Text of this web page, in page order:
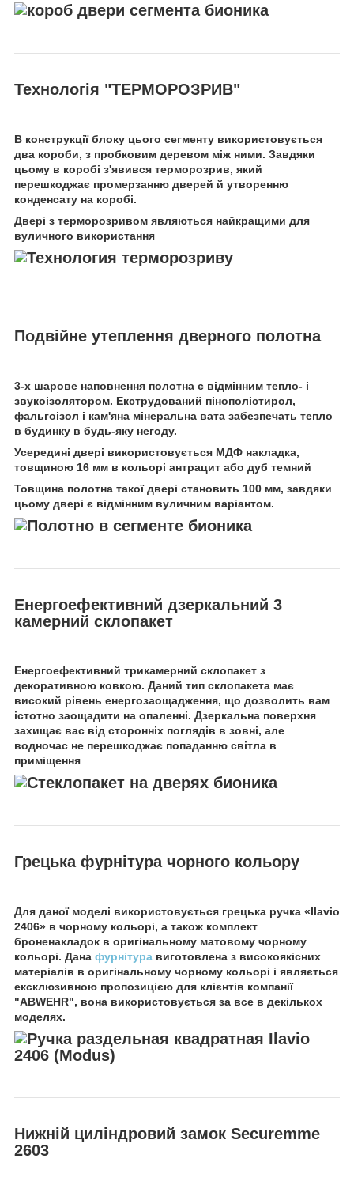
Технологія "ТЕРМОРОЗРИВ"
В конструкції блоку цього сегменту використовується
два короби, з пробковим деревом між ними. Завдяки
цьому в коробі з'явився терморозрив, який
перешкоджає промерзанню дверей й утворенню
конденсату на коробі.
Двері з терморозривом являються найкращими для
вуличного використання
Подвійне утеплення дверного полотна
3-х шарове наповнення полотна є відмінним тепло- і
звукоізолятором. Екструдований пінополістирол,
фальгоізол і кам'яна мінеральна вата забезпечать тепло
в будинку в будь-яку негоду.
Усередині двері використовується МДФ накладка,
товщиною 16 мм в кольорі антрацит або дуб темний
Товщина полотна такої двері становить 100 мм, завдяки
цьому двері є відмінним вуличним варіантом.
Енергоефективний дзеркальний 3
камерний склопакет
Енергоефективний трикамерний склопакет з
декоративною ковкою. Даний тип склопакета має
високий рівень енергозаощадження, що дозволить вам
істотно заощадити на опаленні. Дзеркальна поверхня
захищає вас від сторонніх поглядів в зовні, але
водночас не перешкоджає попаданню світла в
приміщення
Грецька фурнітура чорного кольору
Для даної моделі використовується грецька ручка «Ilavio
2406» в чорному кольорі, а також комплект
броненакладок в оригінальному матовому чорному
кольорі. Дана фурнітура виготовлена з високоякісних
матеріалів в оригінальному чорному кольорі і являється
ексклюзивною пропозицією для клієнтів компанії
"ABWEHR", вона використовується за все в декількох
моделях.
Нижній циліндровий замок Securemme
2603